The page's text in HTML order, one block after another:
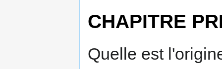
CHAPITRE
Quelle est